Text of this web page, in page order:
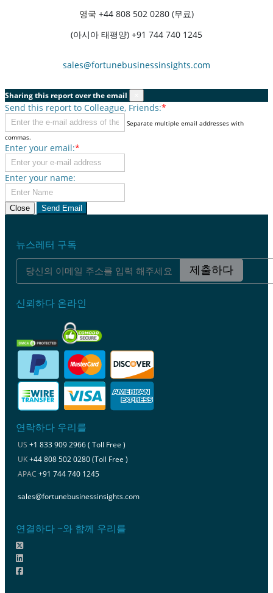
영국 +44 808 502 0280 (무료)
(아시아 태평양) +91 744 740 1245
sales@fortunebusinessinsights.com
Sharing this report over the email
Send this report to Colleague, Friends:*
Separate multiple email addresses with
commas.
Enter your email:*
Enter your name:
Close Send Email
뉴스레터 구독
제출하다
신뢰하다 온라인
연락하다 우리를
US +1 833 909 2966 ( Toll Free )
UK+44 808 502 0280 (Toll Free )
APAC +91 744 740 1245
sales@fortunebusinessinsights.com
연결하다 ~와 함께 우리를